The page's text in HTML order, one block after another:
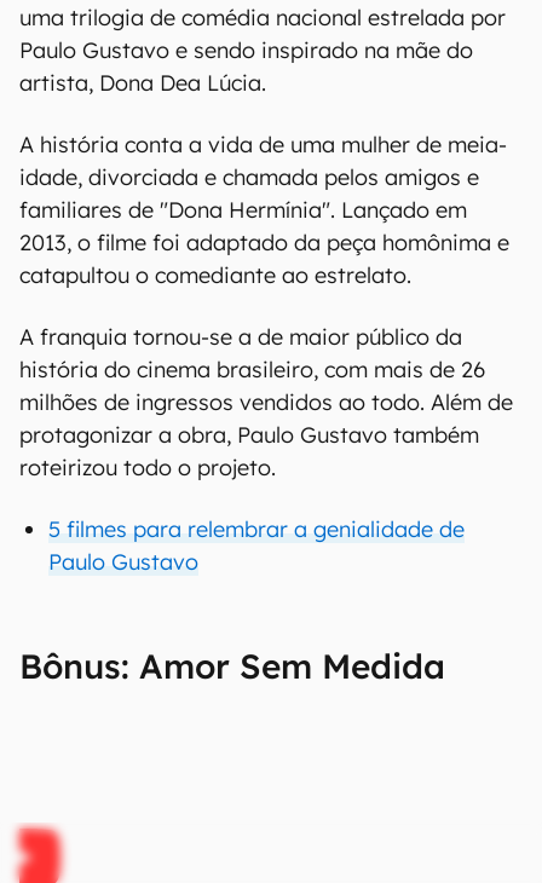
uma trilogia de comédia nacional estrelada por
Paulo Gustavo e sendo inspirado na mãe do
artista, Dona Dea Lúcia.
A história conta a vida de uma mulher de meia-
idade, divorciada e chamada pelos amigos e
familiares de "Dona Hermínia". Lançado em
2013, o filme foi adaptado da peça homônima e
catapultou o comediante ao estrelato.
A franquia tornou-se a de maior público da
história do cinema brasileiro, com mais de 26
milhões de ingressos vendidos ao todo. Além de
protagonizar a obra, Paulo Gustavo também
roteirizou todo o projeto.
5 filmes para relembrar a genialidade de
Paulo Gustavo
Bônus: Amor Sem Medida